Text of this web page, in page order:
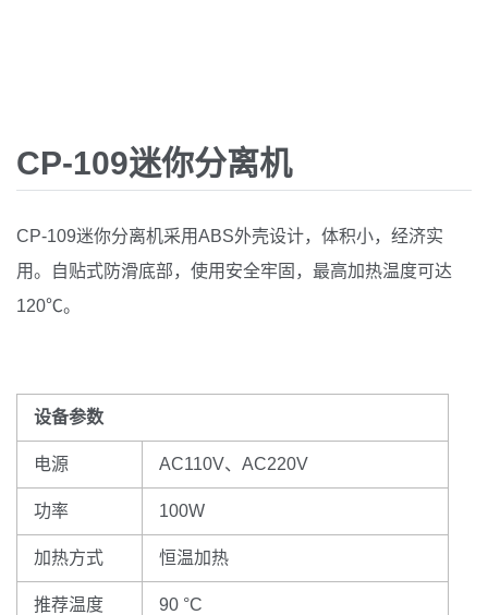
CP-109迷你分离机
CP-109迷你分离机采用ABS外壳设计，体积小，经济实
用。自贴式防滑底部，使用安全牢固，最高加热温度可达
120℃。
设备参数
电源 AC110V、AC220V
功率 100W
加热方式 恒温加热
推荐温度 90 °C